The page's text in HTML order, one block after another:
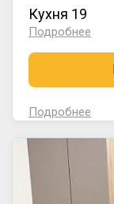
Кухня 19
Подробнее
Подробнее